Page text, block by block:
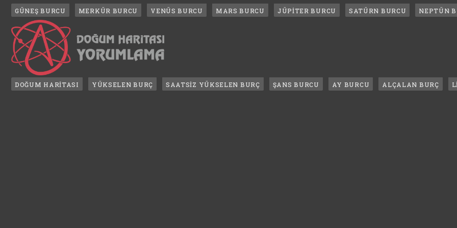
GÜNEŞ BURCU MERKÜR BURCU VENÜS BURCU MARS BURCU JÜPİTER BURCU SATÜRN BURCU NEPTÜN
DOĞUM HARİTASI YÜKSELEN BURÇ SAATSİZ YÜKSELEN BURÇ ŞANS BURCU AY BURCU ALÇALAN BURÇ